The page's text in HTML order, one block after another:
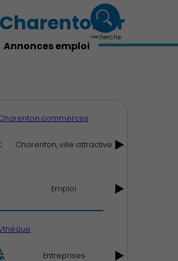
Charenton.fr
recherche
Annonces emploi
commerces
Charenton, ville attractive
Emploi
Entreprises